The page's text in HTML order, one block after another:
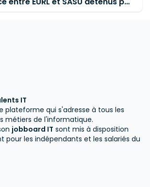
IT
plateforme qui s'adresse à tous les
métiers de l'informatique.
jobboard IT sont mis à disposition
pour les indépendants et les salariés du